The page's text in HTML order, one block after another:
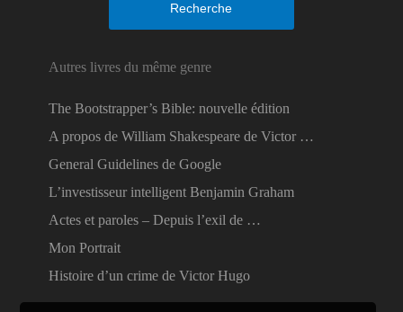
Recherche
Autres livres du même genre
The Bootstrapper’s Bible: nouvelle édition
A propos de William Shakespeare de Victor …
General Guidelines de Google
L’investisseur intelligent Benjamin Graham
Actes et paroles – Depuis l’exil de …
Mon Portrait
Histoire d’un crime de Victor Hugo